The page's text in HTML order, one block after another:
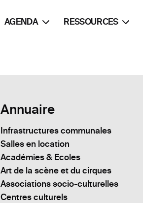
AGENDA RESSOURCES
Annuaire
Infrastructures communales
Salles en location
Académies & Ecoles
Art de la scène et du cirques
Associations socio-culturelles
Centres culturels